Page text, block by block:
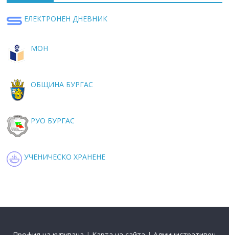
ЕЛЕКТРОНЕН ДНЕВНИК
МОН
ОБЩИНА БУРГАС
РУО БУРГАС
УЧЕНИЧЕСКО ХРАНЕНЕ